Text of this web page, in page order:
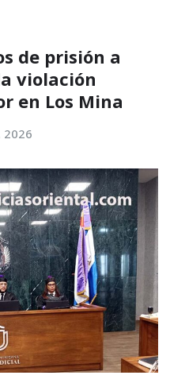
de prisión a
violación
en Los Mina
2026